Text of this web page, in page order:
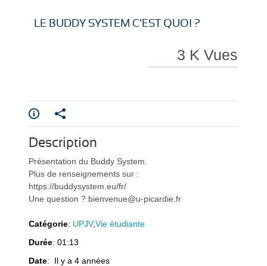
i
r
e
i
r
e
LE BUDDY SYSTEM C’EST QUOI ?
3 K Vues
Description
Présentation du Buddy System.
Plus de renseignements sur :
https://buddysystem.eu/fr/
Une question ? bienvenue@u-picardie.fr
Catégorie: UPJV,Vie étudiante
Durée: 01:13
Date: Il y a 4 années